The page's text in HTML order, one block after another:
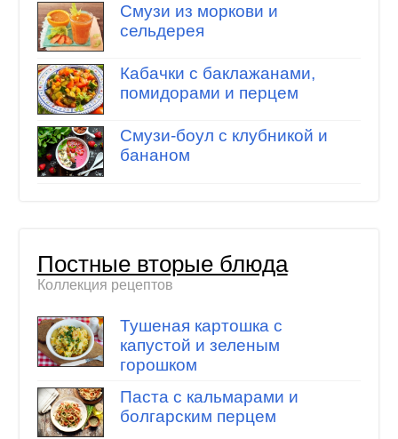
Смузи из моркови и
сельдерея
Кабачки с баклажанами,
помидорами и перцем
Смузи-боул с клубникой и
бананом
Постные вторые блюда
Коллекция рецептов
Тушеная картошка с
капустой и зеленым
горошком
Паста с кальмарами и
болгарским перцем